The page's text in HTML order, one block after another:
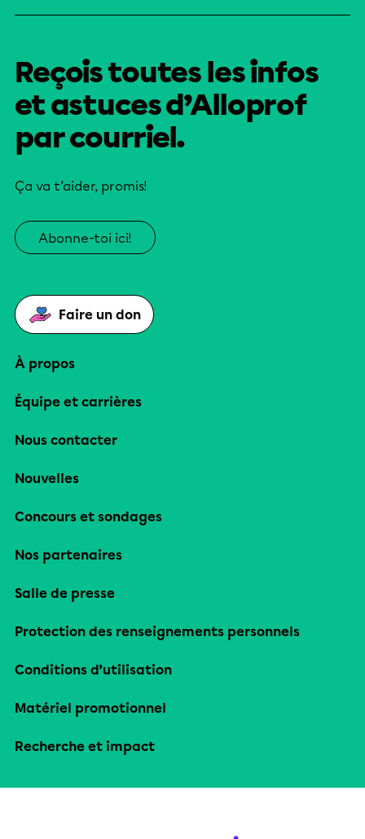
Reçois toutes les infos
et astuces d’Alloprof
par courriel.
Ça va t’aider, promis!
Abonne-toi ici!
Faire un don
À propos
Équipe et carrières
Nous contacter
Nouvelles
Concours et sondages
Nos partenaires
Salle de presse
Protection des renseignements personnels
Conditions d’utilisation
Matériel promotionnel
Recherche et impact